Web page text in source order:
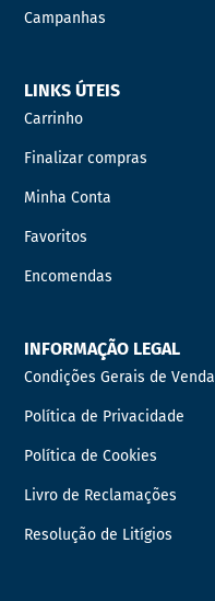
Campanhas
LINKS ÚTEIS
Carrinho
Finalizar compras
Minha Conta
Favoritos
Encomendas
INFORMAÇÃO LEGAL
Condições Gerais de Venda
Política de Privacidade
Política de Cookies
Livro de Reclamações
Resolução de Litígios